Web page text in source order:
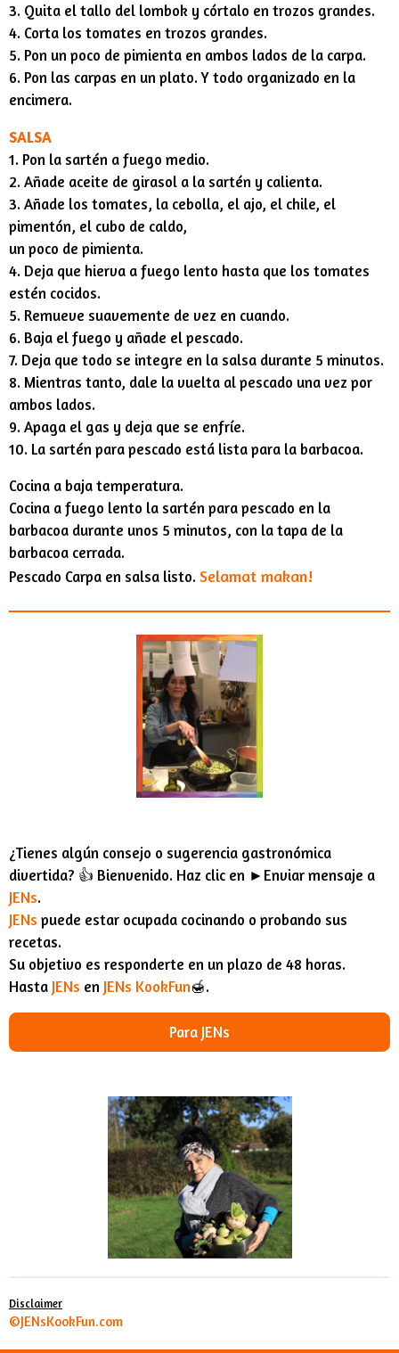
3. Quita el tallo del lombok y córtalo en trozos grandes.
4. Corta los tomates en trozos grandes.
5. Pon un poco de pimienta en ambos lados de la carpa.
6. Pon las carpas en un plato. Y todo organizado en la
encimera.
SALSA
1. Pon la sartén a fuego medio.
2. Añade aceite de girasol a la sartén y calienta.
3. Añade los tomates, la cebolla, el ajo, el chile, el
pimentón, el cubo de caldo,
un poco de pimienta.
4. Deja que hierva a fuego lento hasta que los tomates
estén cocidos.
5. Remueve suavemente de vez en cuando.
6. Baja el fuego y añade el pescado.
7. Deja que todo se integre en la salsa durante 5 minutos.
8. Mientras tanto, dale la vuelta al pescado una vez por
ambos lados.
9. Apaga el gas y deja que se enfríe.
10. La sartén para pescado está lista para la barbacoa.
Cocina a baja temperatura.
Cocina a fuego lento la sartén para pescado en la
barbacoa durante unos 5 minutos, con la tapa de la
barbacoa cerrada.
Pescado Carpa en salsa listo. Selamat makan!
¿Tienes algún consejo o sugerencia gastronómica
divertida? 👍 Bienvenido. Haz clic en ►Enviar mensaje a
JENs.
JENs puede estar ocupada cocinando o probando sus
recetas.
Su objetivo es responderte en un plazo de 48 horas.
Hasta JENs en JENs KookFun🍯.
Para JENs
Disclaimer
©JENsKookFun.com